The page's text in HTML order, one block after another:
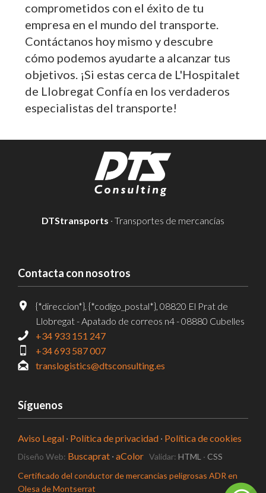
comprometidos con el éxito de tu
empresa en el mundo del transporte.
Contáctanos hoy mismo y descubre
cómo podemos ayudarte a alcanzar tus
objetivos. ¡Si estas cerca de L'Hospitalet
de Llobregat Confía en los verdaderos
especialistas del transporte!
DTStransports · Transportes de mercancías
Contacta con nosotros
{*direccion*}, {*codigo_postal*}, 08820 El Prat de
Llobregat - Apatado de correos n4 - 08880 Cubelles
+34 933 151 247
+34 693 587 007
translogistics@dtsconsulting.es
Síguenos
Aviso Legal · Política de privacidad · Política de cookies
Diseño Web: Buscaprat · aColor Validar: HTML · CSS
Certificado del conductor de mercancias peligrosas ADR en
Olesa de Montserrat